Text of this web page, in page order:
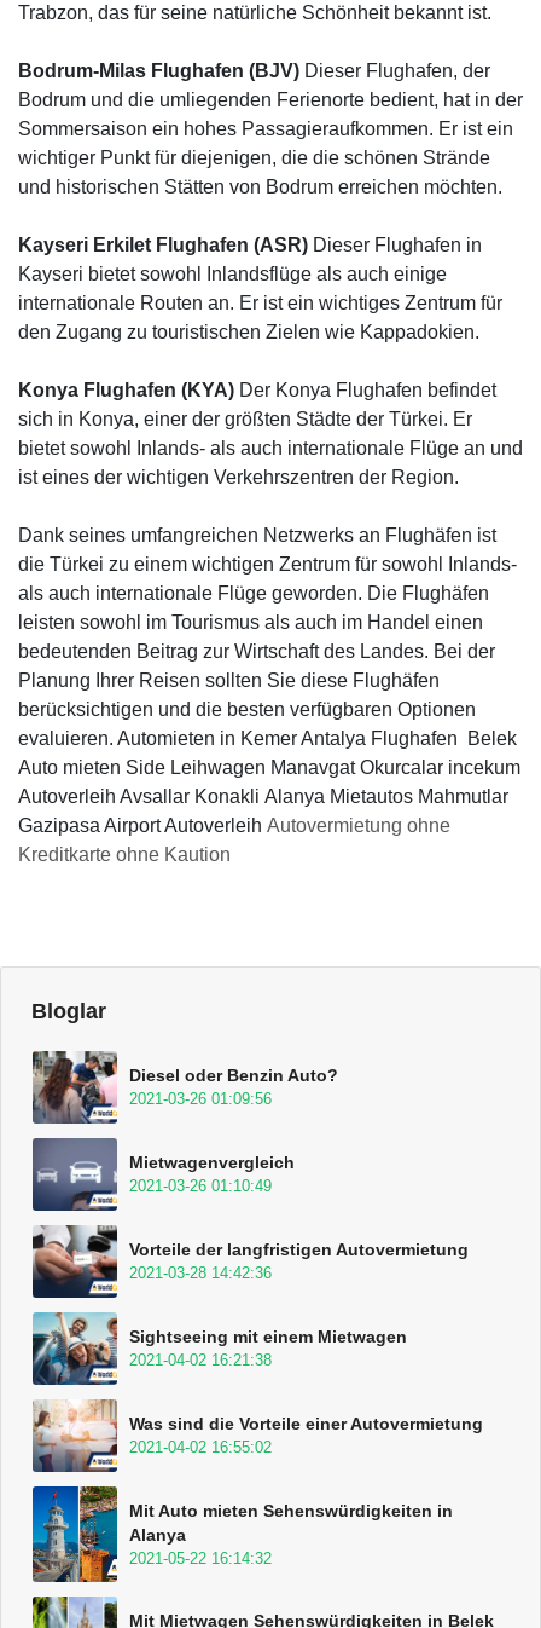
Trabzon, das für seine natürliche Schönheit bekannt ist.
Bodrum-Milas Flughafen (BJV) Dieser Flughafen, der
Bodrum und die umliegenden Ferienorte bedient, hat in der
Sommersaison ein hohes Passagieraufkommen. Er ist ein
wichtiger Punkt für diejenigen, die die schönen Strände
und historischen Stätten von Bodrum erreichen möchten.
Kayseri Erkilet Flughafen (ASR) Dieser Flughafen in
Kayseri bietet sowohl Inlandsflüge als auch einige
internationale Routen an. Er ist ein wichtiges Zentrum für
den Zugang zu touristischen Zielen wie Kappadokien.
Konya Flughafen (KYA) Der Konya Flughafen befindet
sich in Konya, einer der größten Städte der Türkei. Er
bietet sowohl Inlands- als auch internationale Flüge an und
ist eines der wichtigen Verkehrszentren der Region.
Dank seines umfangreichen Netzwerks an Flughäfen ist
die Türkei zu einem wichtigen Zentrum für sowohl Inlands-
als auch internationale Flüge geworden. Die Flughäfen
leisten sowohl im Tourismus als auch im Handel einen
bedeutenden Beitrag zur Wirtschaft des Landes. Bei der
Planung Ihrer Reisen sollten Sie diese Flughäfen
berücksichtigen und die besten verfügbaren Optionen
evaluieren. Automieten in Kemer Antalya Flughafen Belek
Auto mieten Side Leihwagen Manavgat Okurcalar incekum
Autoverleih Avsallar Konakli Alanya Mietautos Mahmutlar
Gazipasa Airport Autoverleih Autovermietung ohne
Kreditkarte ohne Kaution
Bloglar
Diesel oder Benzin Auto?
2021-03-26 01:09:56
Mietwagenvergleich
2021-03-26 01:10:49
Vorteile der langfristigen Autovermietung
2021-03-28 14:42:36
Sightseeing mit einem Mietwagen
2021-04-02 16:21:38
Was sind die Vorteile einer Autovermietung
2021-04-02 16:55:02
Mit Auto mieten Sehenswürdigkeiten in
Alanya
2021-05-22 16:14:32
Mit Mietwagen Sehenswürdigkeiten in Belek